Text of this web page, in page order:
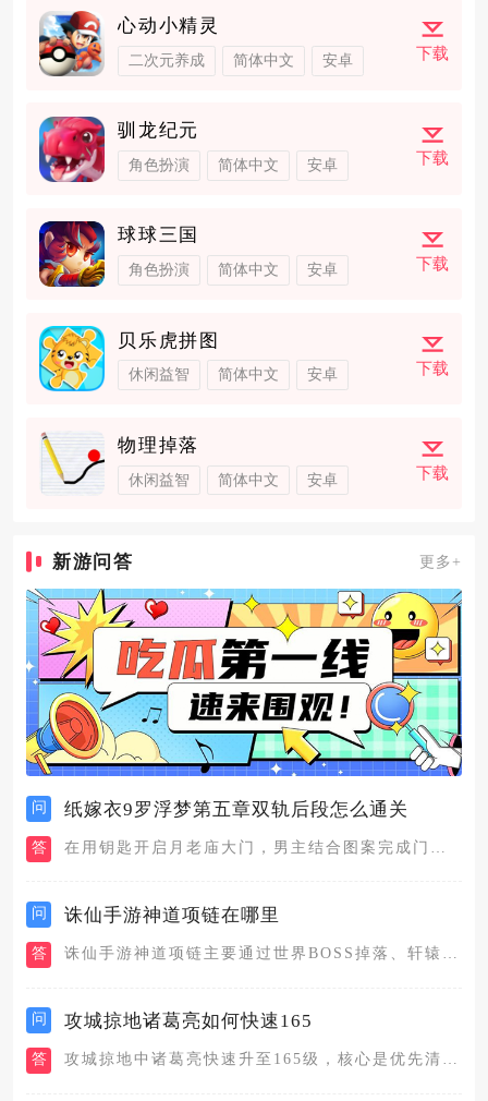
心动小精灵
二次元养成 简体中文 安卓 下载
驯龙纪元
角色扮演 简体中文 安卓 下载
球球三国
角色扮演 简体中文 安卓 下载
贝乐虎拼图
休闲益智 简体中文 安卓 下载
物理掉落
休闲益智 简体中文 安卓 下载
新游问答 更多+
问 纸嫁衣9罗浮梦第五章双轨后段怎么通关
答 在用钥匙开启月老庙大门，男主结合图案完成门外石画之后，得到充...
问 诛仙手游神道项链在哪里
答 诛仙手游神道项链主要通过世界BOSS掉落、轩辕祖师处兑换以及...
问 攻城掠地诸葛亮如何快速165
答 攻城掠地中诸葛亮快速升至165级，核心是优先清主线、高效刷国...